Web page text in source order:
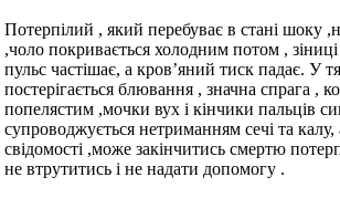
Потерпілий , який перебуває в стані шоку
,чоло покривається холодним потом ,
пульс частішає, а кров’яний тиск падає. У
постерігається блювання , значна спрага ,
попелястим ,мочки вух і кінчики пальців
супроводжується нетриманням сечі та
свідомості ,може закінчитись смертю
не втрутитись і не надати допомогу .